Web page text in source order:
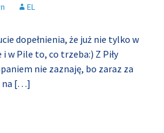
EL
dopełnienia, że już nie tylko w
w Pile to, co trzeba:) Z Piły
nie zaznaję, bo zaraz za
[…]